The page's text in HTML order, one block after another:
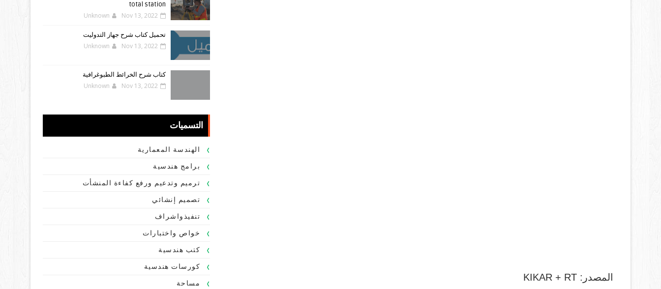
المصدر: KIKAR + RT
total station
Unknown Nov 13, 2022
تحميل كتاب شرح جهاز التدوليت
Unknown Nov 13, 2022
كتاب شرح الخرائط الطبوغرافية
Unknown Nov 13, 2022
التسميات
الهندسة المعمارية
برامج هندسية
ترميم وتدعيم ورفع كفاءة المنشأت
تصميم إنشائي
تنفيذواشراف
خواص واختبارات
كتب هندسية
كورسات هندسية
مساحة